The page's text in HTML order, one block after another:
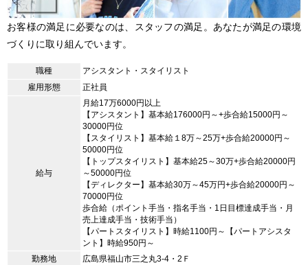
お客様の満足に必要なのは、スタッフの満足。あなたが満足の環境
づくりに取り組んでいます。
職種
アシスタント・スタイリスト
雇用形態
正社員
給与
月給17万6000円以上
【アシスタント】基本給176000円～+歩合給15000円～
30000円位
【スタイリスト】基本給１8万～25万+歩合給20000円～
50000円位
【トップスタイリスト】基本給25～30万+歩合給20000円
～50000円位
【ディレクター】基本給30万～45万円+歩合給20000円～
70000円位
歩合給（ポイント手当・指名手当・1日目標達成手当・月
売上達成手当・技術手当）
【パートスタイリスト】時給1100円～【パートアシスタ
ント】時給950円～
勤務地
広島県福山市三之丸3-4・2Ｆ